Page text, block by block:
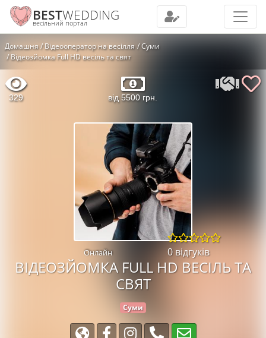
BESTWEDDING
весільний портал
Домашня Відеооператор на весілля
Суми
Відеозйомка Full HD весіль та свят
329 від 5500 грн.
Онлайн 0 відгуків
ВІДЕОЗЙОМКА FULL HD ВЕСІЛЬ ТА
СВЯТ
Суми